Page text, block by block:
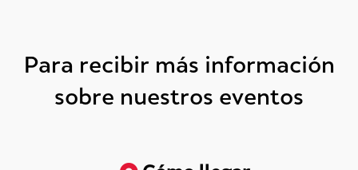
Para recibir más información
sobre nuestros eventos